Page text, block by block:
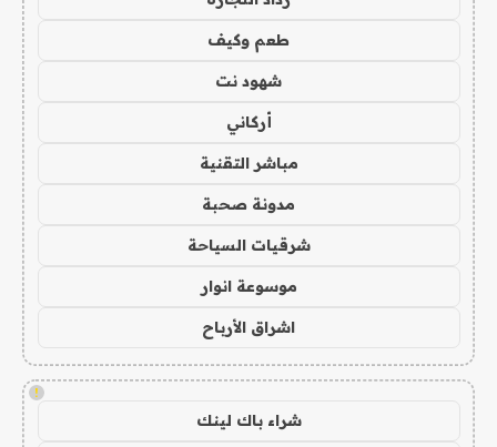
طعم وكيف
شهود نت
أركاني
مباشر التقنية
مدونة صحبة
شرقيات السياحة
موسوعة انوار
اشراق الأرباح
!
شراء باك لينك